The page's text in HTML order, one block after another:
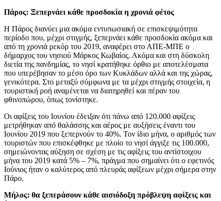
Πάρος: Ξεπερνάει κάθε προσδοκία η χρονιά φέτος
Η Πάρος διανύει μια ακόμα εντυπωσιακή σε επισκεψιμότητα
περίοδο που, μέχρι στιγμής, ξεπερνάει κάθε προσδοκία ακόμα και
από τη χρονιά ρεκόρ του 2019, αναφέρει στο ΑΠΕ-ΜΠΕ ο
δήμαρχος του νησιού Μάρκος Κωβαίος. Ακόμα και στη δύσκολη
διετία της πανδημίας, το νησί κρατήθηκε όρθιο με αποτελέσματα
που υπερέβησαν το μέσο όρο των Κυκλάδων αλλά και της χώρας,
γενικότερα. Στο μεταξύ σύμφωνα με τα μέχρι στιγμής στοιχεία, η
τουριστική ροή αναμένεται να διατηρηθεί και πέραν του
φθινοπώρου, όπως τονίστηκε.
Οι αφίξεις του Ιουνίου έδειξαν ότι πάνω από 120.000 αφίξεις
μετρήθηκαν από θαλάσσης και αέρος με αυξήσεις έναντι του
Ιουνίου 2019 που ξεπερνούν το 40%. Τον ίδιο μήνα, ο αριθμός των
τουριστών που επισκέφθηκε με πλοίο το νησί άγγιξε τις 100.000,
σημειώνοντας αύξηση σε σχέση με τις αφίξεις του αντίστοιχου
μήνα του 2019 κατά 5% – 7%, πράγμα που σημαίνει ότι ο εφετινός
Ιούνιος ήταν ο καλύτερος από πλευράς αφίξεων μέχρι σήμερα στην
Πάρο.
Μήλος: θα ξεπεράσουν κάθε αισιόδοξη πρόβλεψη αφίξεις και